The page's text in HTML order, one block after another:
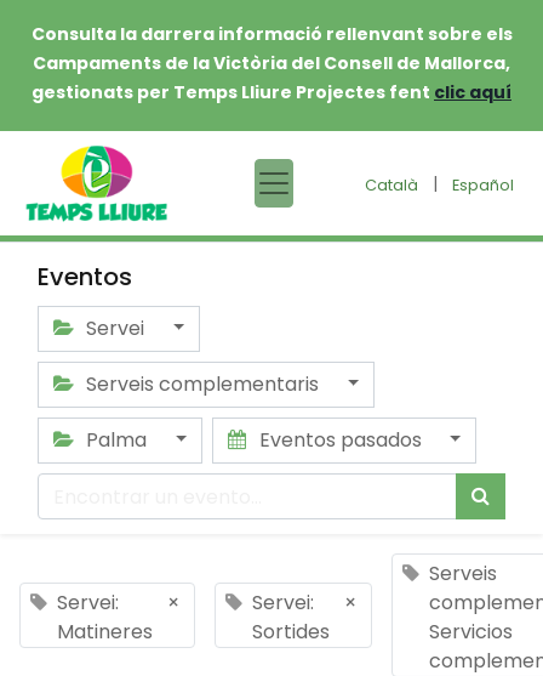
Consulta la darrera informació rellenvant sobre els
Campaments de la Victòria del Consell de Mallorca,
gestionats per Temps Lliure Projectes fent clic aquí
Català | Español
Eventos
Servei
Serveis complementaris
Palma
Eventos pasados
Servei:
Matineres
×
Servei:
Sortides
×
Serveis
Servicios